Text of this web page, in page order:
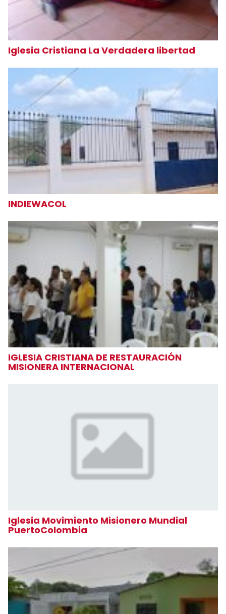
Iglesia Cristiana La Verdadera libertad
INDIEWACOL
IGLESIA CRISTIANA DE RESTAURACIÓN
MISIONERA INTERNACIONAL
Iglesia Movimiento Misionero Mundial
PuertoColombia